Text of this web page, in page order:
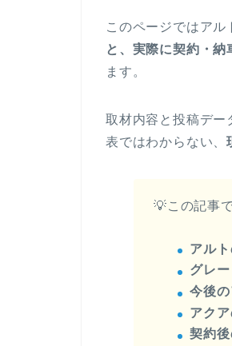
このページではア
と、実際に契約・
ます。
取材内容と投稿デー
表ではわからない、
💡この記事
アル
グレ
今後
アク
契約